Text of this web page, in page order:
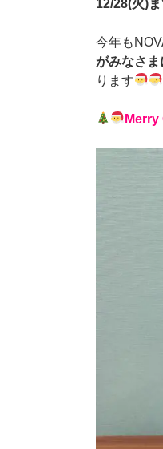
12/28(火)
今年も
がみなさま
ります